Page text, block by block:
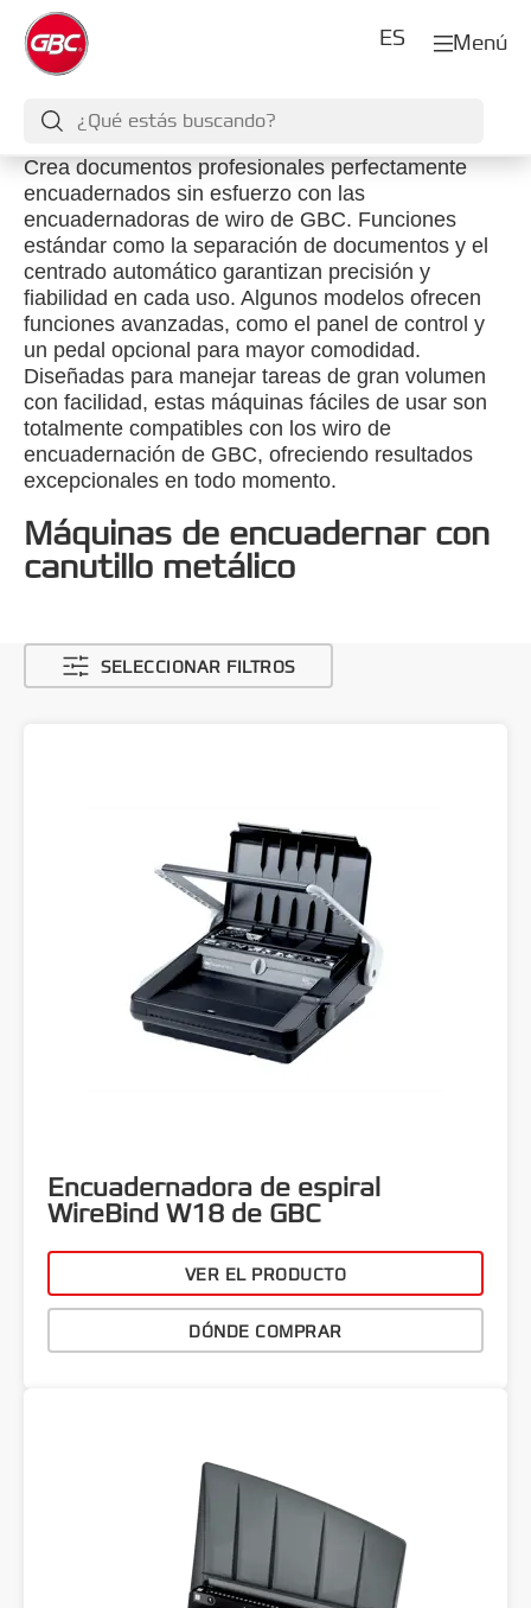
Menú
ES
Crea documentos profesionales perfectamente
encuadernados sin esfuerzo con las
encuadernadoras de wiro de GBC. Funciones
estándar como la separación de documentos y el
centrado automático garantizan precisión y
fiabilidad en cada uso. Algunos modelos ofrecen
funciones avanzadas, como el panel de control y
un pedal opcional para mayor comodidad.
Diseñadas para manejar tareas de gran volumen
con facilidad, estas máquinas fáciles de usar son
totalmente compatibles con los wiro de
encuadernación de GBC, ofreciendo resultados
excepcionales en todo momento.
Máquinas de encuadernar con
canutillo metálico
SELECCIONAR FILTROS
Encuadernadora de espiral
WireBind W18 de GBC
VER EL PRODUCTO
DÓNDE COMPRAR